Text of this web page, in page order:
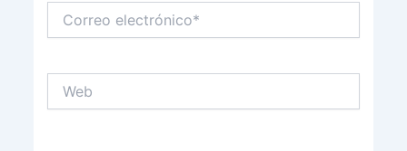
Correo
electrónico*
Web